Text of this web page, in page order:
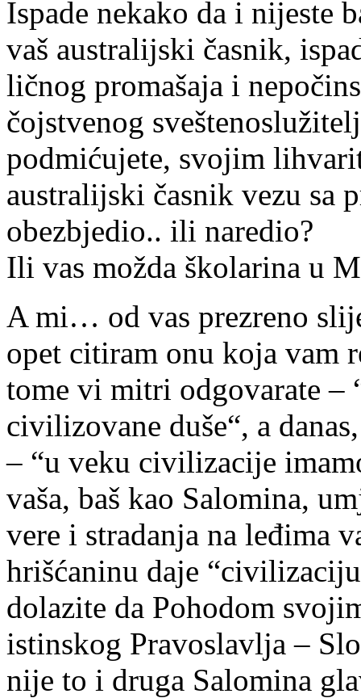
Ispade nekako da i nijeste
vaš australijski časnik,
ličnog promašaja i
čojstvenog
podmićujete, svojim
australijski časnik vezu sa
obezbjedio.. ili naredio?
Ili vas možda školarina u
A mi… od vas prezreno
opet citiram onu koja vam
tome vi mitri odgovarate –
civilizovane duše“, a
– “u veku civilizacije
vaša, baš kao Salomina,
vere i stradanja na leđima
hrišćaninu daje
dolazite da Pohodom
istinskog Pravoslavlja –
nije to i druga Salomina